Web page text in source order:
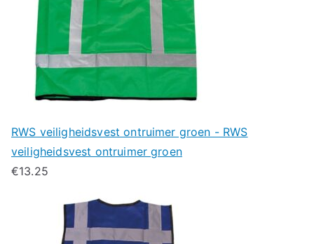
RWS veiligheidsvest ontruimer groen - RWS
veiligheidsvest ontruimer groen
€13.25